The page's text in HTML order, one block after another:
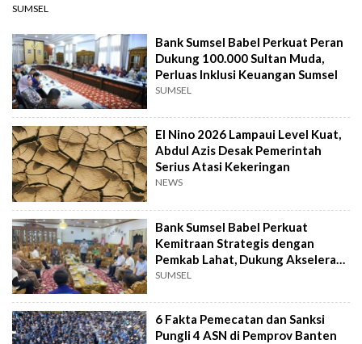
SUMSEL
Bank Sumsel Babel Perkuat Peran
Dukung 100.000 Sultan Muda,
Perluas Inklusi Keuangan Sumsel
SUMSEL
El Nino 2026 Lampaui Level Kuat,
Abdul Azis Desak Pemerintah
Serius Atasi Kekeringan
NEWS
Bank Sumsel Babel Perkuat
Kemitraan Strategis dengan
Pemkab Lahat, Dukung Akselerasi
Ekonomi Daerah
SUMSEL
6 Fakta Pemecatan dan Sanksi
Pungli 4 ASN di Pemprov Banten